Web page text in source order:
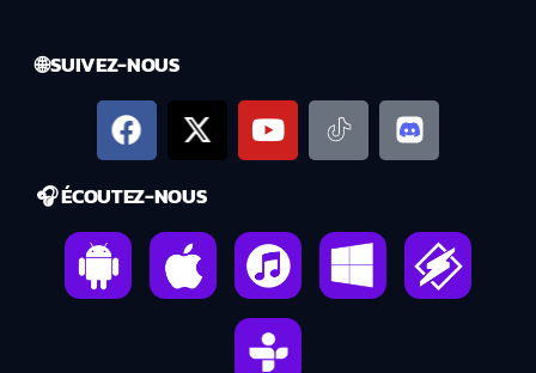
🌐 SUIVEZ-NOUS
🎧 ÉCOUTEZ-NOUS